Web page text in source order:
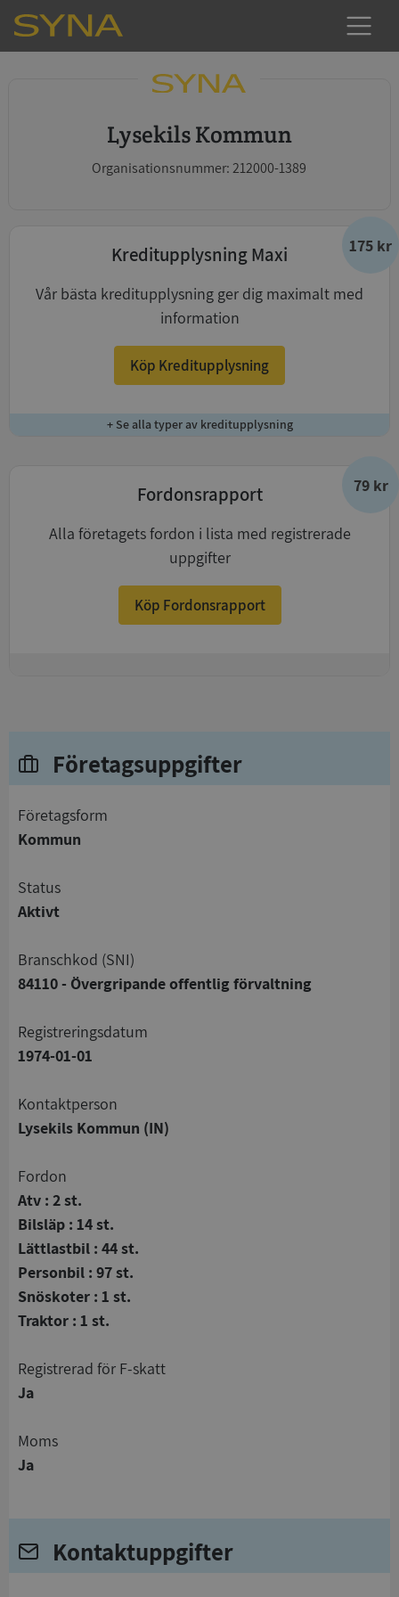
Lysekils Kommun
Organisationsnummer: 212000-1389
175 kr
Kreditupplysning Maxi
Vår bästa kreditupplysning ger dig maximalt med
information
Köp Kreditupplysning
+ Se alla typer av kreditupplysning
79 kr
Fordonsrapport
Alla företagets fordon i lista med registrerade
uppgifter
Köp Fordonsrapport
Företagsuppgifter
företagsform
Kommun
status
Aktivt
branschkod (SNI)
84110 - Övergripande offentlig förvaltning
registreringsdatum
1974-01-01
Kontaktperson
Lysekils Kommun (IN)
Fordon
Atv : 2 st.
Bilsläp : 14 st.
Lättlastbil : 44 st.
Personbil : 97 st.
Snöskoter : 1 st.
Traktor : 1 st.
registrerad för F-skatt
Ja
Moms
Ja
Kontaktuppgifter